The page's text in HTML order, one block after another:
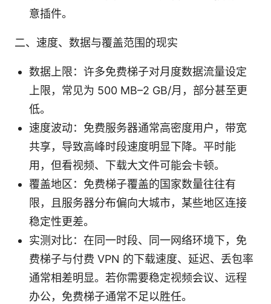
意插件。
二、速度、数据与覆盖范围的现实
数据上限：许多免费梯子对月度数据流量设定
上限，常见为 500 MB–2 GB/月，部分甚至更
低。
速度波动：免费服务器通常高密度用户，带宽
共享，导致高峰时段速度明显下降。平时能
用，但看视频、下载大文件可能会卡顿。
覆盖地区：免费梯子覆盖的国家数量往往有
限，且服务器分布偏向大城市，某些地区连接
稳定性更差。
实测对比：在同一时段、同一网络环境下，免
费梯子与付费 VPN 的下载速度、延迟、丢包率
通常相差明显。若你需要稳定视频会议、远程
办公，免费梯子通常不足以胜任。